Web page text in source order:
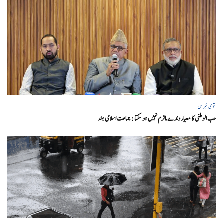
قومی خبریں
حب الوطنی کا معیار وندے ماترم نہیں ہو سکتا : جماعت اسلامی ہند